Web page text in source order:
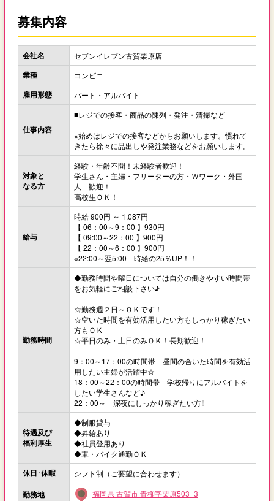
募集内容
会社名 セブンイレブン古賀栗原店
業種 コンビニ
雇用形態 パート・アルバイト
仕事内容
■レジでの接客・商品の陳列・発注・清掃など
※始めはレジでの接客などからお願いします。慣れて
きたら徐々に品出しや発注業務などをお願いします。
対象と
なる方
経験・年齢不問！未経験者歓迎！
学生さん・主婦・フリーターの方・Ｗワーク・外国
人 歓迎！
高校生ＯＫ！
給与
時給 900円 ～ 1,087円
【 06：00～9：00 】930円
【 09:00～22：00 】900円
【 22：00～6：00 】900円
※22:00～翌5:00 時給の25％UP！！
勤務時間
◆勤務時間や曜日については自分の働きやすい時間帯
をお気軽にご相談下さい♪
☆勤務週２日～ＯＫです！
☆空いた時間を有効活用したい方もしっかり稼ぎたい
方もＯＫ
☆平日のみ・土日のみＯＫ！長期歓迎！
9：00～17：00の時間帯 昼間の合いた時間を有効活
用したい主婦が活躍中☆
18：00～22：00の時間帯 学校帰りにアルバイトを
したい学生さんなど♪
22：00～ 深夜にしっかり稼ぎたい方‼
待遇及び
福利厚生
◆制服貸与
◆昇給あり
◆社員登用あり
◆車・バイク通勤ＯＫ
休日･休暇 シフト制（ご要望に合わせます）
勤務地 福岡県 古賀市 青柳字栗原503−3